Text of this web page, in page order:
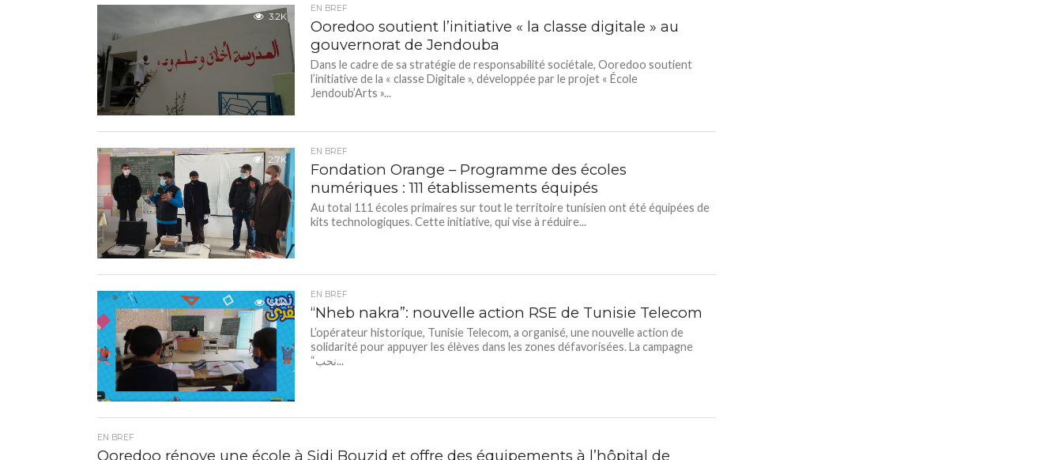
3.2K
EN BREF
Ooredoo soutient l’initiative « la classe digitale » au
gouvernorat de Jendouba
Dans le cadre de sa stratégie de responsabilité sociétale, Ooredoo soutient
l’initiative de la « classe Digitale », développée par le projet « École
Jendoub’Arts »...
2.7K
EN BREF
Fondation Orange – Programme des écoles
numériques : 111 établissements équipés
Au total 111 écoles primaires sur tout le territoire tunisien ont été équipées de
kits technologiques. Cette initiative, qui vise à réduire...
5.0K
EN BREF
“Nheb nakra”: nouvelle action RSE de Tunisie Telecom
L’opérateur historique, Tunisie Telecom, a organisé, une nouvelle action de
solidarité pour appuyer les élèves dans les zones défavorisées. La campagne
“نحب...
EN BREF
Ooredoo rénove une école à Sidi Bouzid et offre des équipements à l’hôpital de